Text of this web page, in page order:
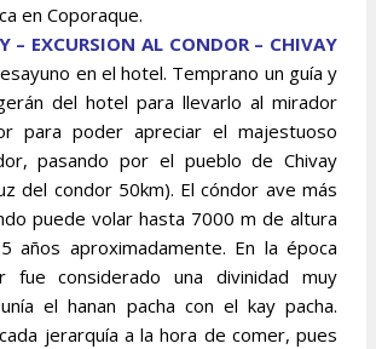
en Coporaque.
– EXCURSION AL CONDOR – CHIVAY
en el hotel. Temprano un guía y
del hotel para llevarlo al mirador
para poder apreciar el majestuoso
pasando por el pueblo de Chivay
del condor 50km). El cóndor ave más
puede volar hasta 7000 m de altura
años aproximadamente. En la época
fue considerado una divinidad muy
el hanan pacha con el kay pacha.
jerarquía a la hora de comer, pues